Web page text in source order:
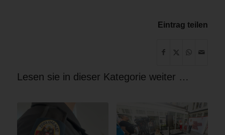
Eintrag teilen
Lesen sie in dieser Kategorie weiter …